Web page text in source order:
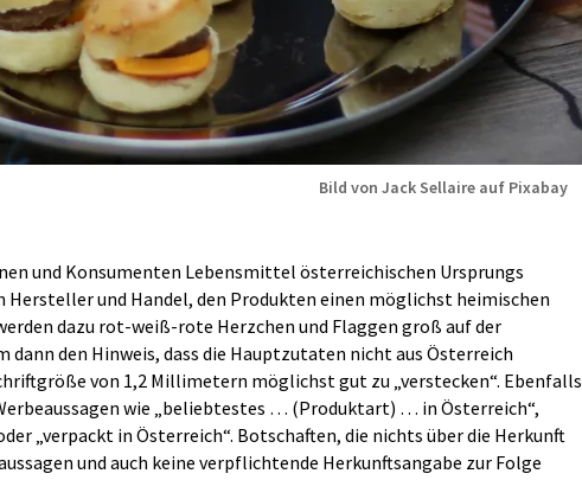
Bild von Jack Sellaire auf Pixabay
und Konsumenten Lebensmittel österreichischen Ursprungs
Hersteller und Handel, den Produkten einen möglichst heimischen
dazu rot-weiß-rote Herzchen und Flaggen groß auf der
dann den Hinweis, dass die Hauptzutaten nicht aus Österreich
von 1,2 Millimetern möglichst gut zu „verstecken“. Ebenfalls
wie „beliebtestes … (Produktart) … in Österreich“,
„verpackt in Österreich“. Botschaften, die nichts über die Herkunft
und auch keine verpflichtende Herkunftsangabe zur Folge